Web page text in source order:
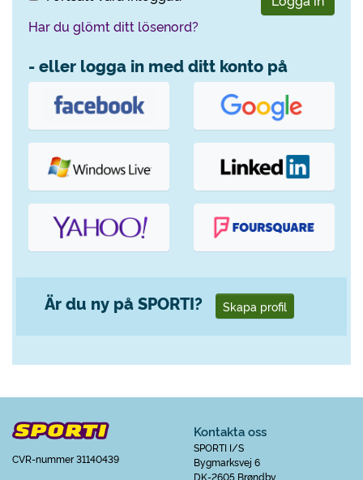
Har du glömt ditt lösenord?
- eller logga in med ditt konto på
Är du ny på SPORTI? Skapa profil
CVR-nummer 31140439
Kontakta oss
SPORTI I/S
Bygmarksvej 6
DK-2605 Brøndby